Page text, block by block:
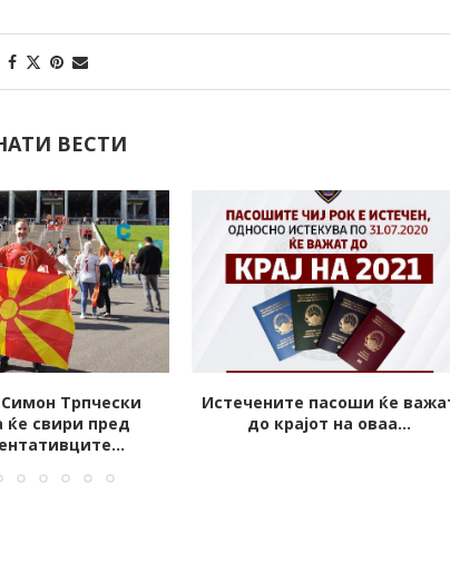
ВЕСТИ
пасоши ќе важат
на оваа...
Пристигнаа вакцините од
Грција